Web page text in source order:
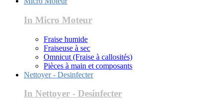
In Micro Moteur
Fraise humide
Fraiseuse à sec
Omnicut (Fraise à callosités)
Pièces à main et composants
Nettoyer - Desinfecter
In Nettoyer - Desinfecter